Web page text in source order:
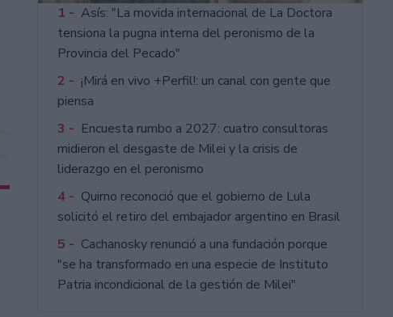
1 - Asís: "La movida internacional de La Doctora
tensiona la pugna interna del peronismo de la
Provincia del Pecado"
2 - ¡Mirá en vivo +Perfil!: un canal con gente que
piensa
3 - Encuesta rumbo a 2027: cuatro consultoras
midieron el desgaste de Milei y la crisis de
liderazgo en el peronismo
4 - Quirno reconoció que el gobierno de Lula
solicitó el retiro del embajador argentino en Brasil
5 - Cachanosky renunció a una fundación porque
"se ha transformado en una especie de Instituto
Patria incondicional de la gestión de Milei"